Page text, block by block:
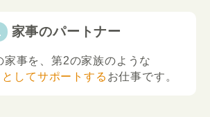
家事のパートナー
家事を、第2の家族のような
としてサポートする お仕事です。